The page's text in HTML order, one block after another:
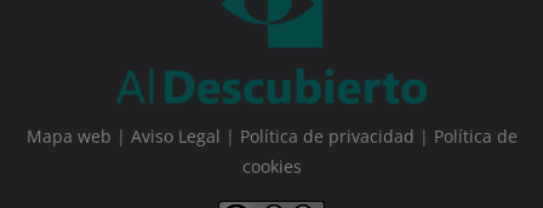
Mapa web | Aviso Legal | Política de privacidad | Política de
cookies